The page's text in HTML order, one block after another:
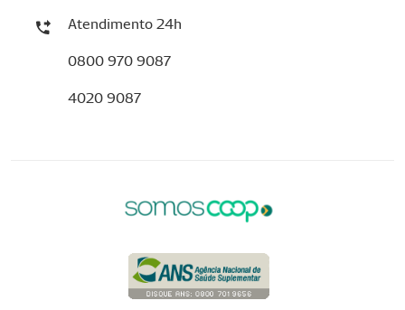
Atendimento 24h
0800 970 9087
4020 9087